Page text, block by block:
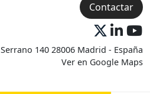
Contactar
Serrano 140 28006 Madrid - España
Ver en Google Maps